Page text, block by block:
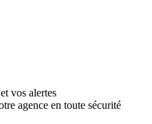
vos alertes
agence en toute sécurité